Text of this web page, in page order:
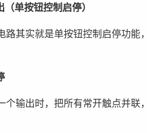
单按钮控制启停）
路其实就是单按钮控制启停功能
个输出时，把所有常开触点并联